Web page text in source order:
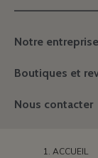
Notre entreprise
Boutiques et
Nous contacter
ACCUEIL